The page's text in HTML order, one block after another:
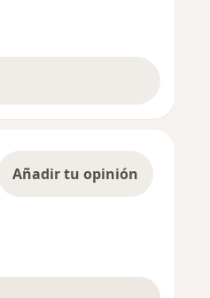
Añadir tu opinión